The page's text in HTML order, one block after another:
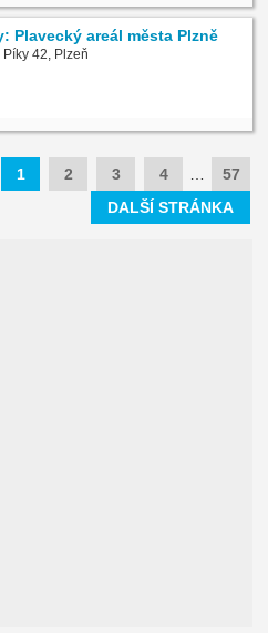
Plavecký areál města Plzně
42, Plzeň
1 2 3 4
57
DALŠÍ STRÁNKA